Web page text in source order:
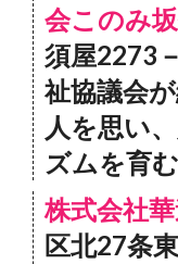
会このみ
須屋2273
祉協議会
人を思い
ズムを育
株式会社
区北27条